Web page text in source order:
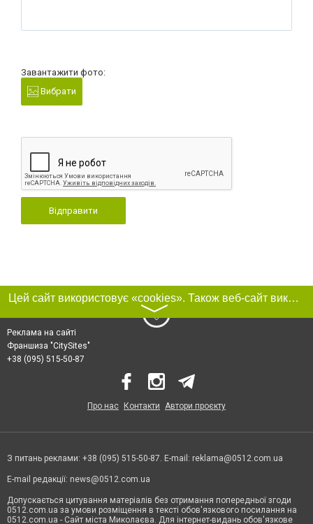
Завантажити фото:
Вибрати
Відправити
Цей сайт використовує «cookies». Також веб-сайт використовує інтернет-сервіс для збору технічних даних стосовно відвідувачів з метою отримання маркетингової та статистичної інформації. Умови обробки даних відвідувачів сайту див.
〉
Реклама на сайті
Франшиза "CitySites"
+38 (095) 515-50-87
Про нас Контакти Автори проєкту
З питань реклами: +38 (095) 515-50-87. E-mail: reklama@0512.com.ua
E-mail редакції: news@0512.com.ua
Допускається цитування матеріалів без отримання попередньої згоди
0512.com.ua за умови розміщення в тексті обов'язкового посилання на
0512.com.ua - Сайт міста Миколаєва. Для інтернет-видань обов'язкове